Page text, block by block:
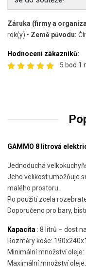
Záruka (firmy a
rok(y) • Země původu:
Hodnocení zákazníků:
5 bod 1
GAMMO 8 litrová
Jednoduchá
Jeho velikost umožňuje
malého prostoru.
Po použití zcela
Doporučeno pro bary,
Kapacita : 8 litrů – dost
Rozměry koše:
Minimální množství oleje:
Maximální množství oleje: